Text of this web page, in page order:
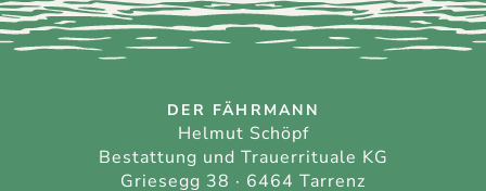
DER FÄHRMANN
Helmut Schöpf
Bestattung und Trauerrituale KG
Griesegg 38 · 6464 Tarrenz